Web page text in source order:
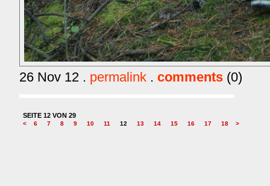
26 Nov 12 . permalink . comments (0)
SEITE 12 VON 29
< 6 7 8 9 10 11 12 13 14 15 16 17 18 >